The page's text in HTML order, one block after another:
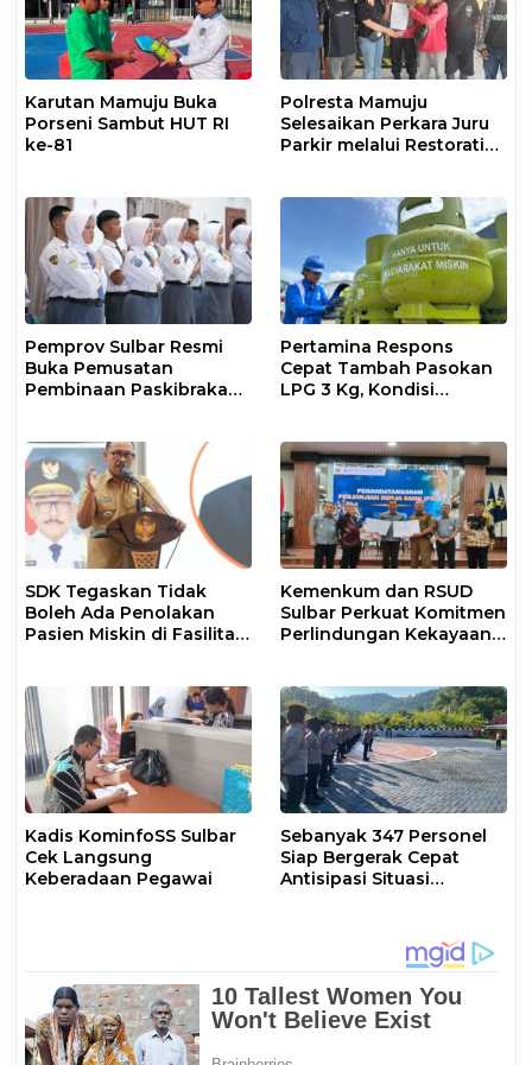
Karutan Mamuju Buka
Porseni Sambut HUT RI
ke-81
Polresta Mamuju
Selesaikan Perkara Juru
Parkir melalui Restorative
Pemprov Sulbar Resmi
Buka Pemusatan
Pembinaan Paskibraka
Pertamina Respons
Cepat Tambah Pasokan
LPG 3 Kg, Kondisi
SDK Tegaskan Tidak
Boleh Ada Penolakan
Pasien Miskin di Fasilitas
Kemenkum dan RSUD
Sulbar Perkuat Komitmen
Perlindungan Kekayaan
Kadis KominfoSS Sulbar
Cek Langsung
Keberadaan Pegawai
Sebanyak 347 Personel
Siap Bergerak Cepat
Antisipasi Situasi